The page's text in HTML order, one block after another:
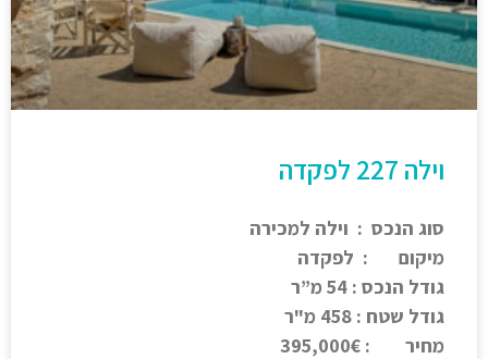
וילה 227 לפקדה
סוג הנכס : וילה למכירה
מיקום : לפקדה
גודל הנכס : 54 מ”ר
גודל שטח : 458 מ"ר
מחיר : 395,000€